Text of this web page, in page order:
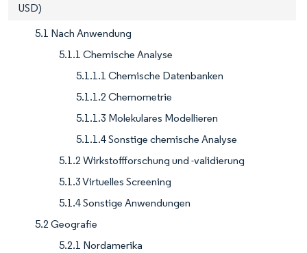
USD)
5.1 Nach Anwendung
5.1.1 Chemische Analyse
5.1.1.1 Chemische Datenbanken
5.1.1.2 Chemometrie
5.1.1.3 Molekulares Modellieren
5.1.1.4 Sonstige chemische Analyse
5.1.2 Wirkstoffforschung und -validierung
5.1.3 Virtuelles Screening
5.1.4 Sonstige Anwendungen
5.2 Geografie
5.2.1 Nordamerika